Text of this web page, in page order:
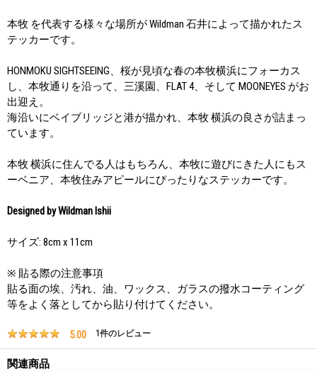
本牧 を代表する様々な場所が Wildman 石井によって描かれたス
テッカーです。
HONMOKU SIGHTSEEING、桜が見頃な春の本牧横浜にフォーカス
し、本牧通りを沿って、三溪園、FLAT 4、そして MOONEYES がお
出迎え。
海沿いにベイブリッジと港が描かれ、本牧 横浜の良さが詰まっ
ています。
本牧 横浜に住んでる人はもちろん、本牧に遊びにきた人にもス
ーベニア、本牧住みアピールにぴったりなステッカーです。
Designed by Wildman Ishii
サイズ: 8cm x 11cm
※ 貼る際の注意事項
貼る面の埃、汚れ、油、ワックス、ガラスの撥水コーティング
等をよく落としてから貼り付けてください。
5.00 1件のレビュー
関連商品